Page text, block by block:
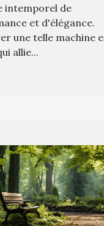
intemporel de
et d'élégance.
une telle machine
allie...